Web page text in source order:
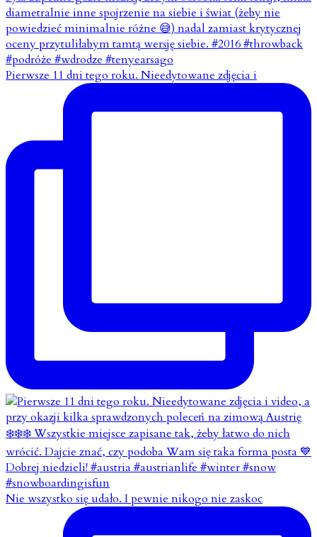
Pierwsze 11 dni tego roku. Nieedytowane zdjęcia i
Nie wszystko się udało. I pewnie nikogo nie zaskoc